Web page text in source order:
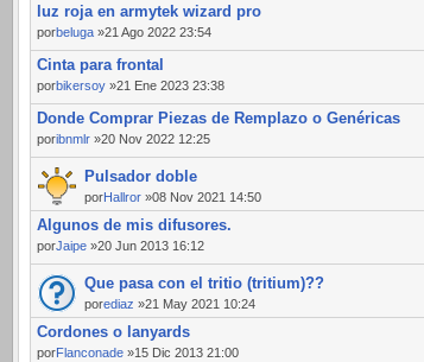
luz roja en armytek wizard pro
porbeluga »21 Ago 2022 23:54
Cinta para frontal
porbikersoy »21 Ene 2023 23:38
Donde Comprar Piezas de Remplazo o Genéricas
poribnmlr »20 Nov 2022 12:25
Pulsador doble
porHallror »08 Nov 2021 14:50
Algunos de mis difusores.
porJaipe »20 Jun 2013 16:12
Que pasa con el tritio (tritium)??
porediaz »21 May 2021 10:24
Cordones o lanyards
porFlanconade »15 Dic 2013 21:00